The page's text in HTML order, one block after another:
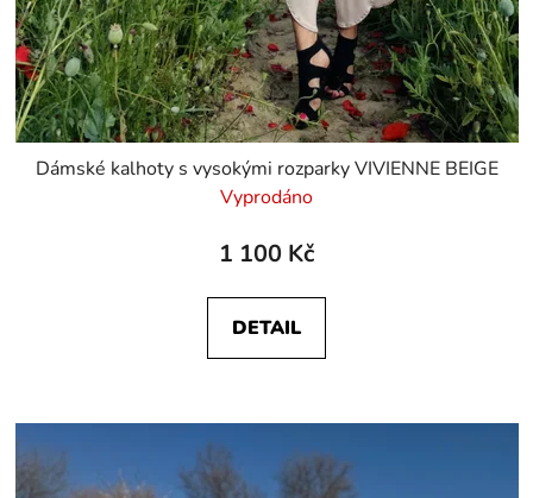
Dámské kalhoty s vysokými rozparky VIVIENNE BEIGE
Vyprodáno
1 100 Kč
DETAIL